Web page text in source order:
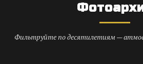
Фильтруйте по десятилетиям —